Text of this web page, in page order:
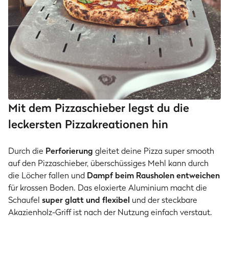
Mit dem Pizzaschieber legst du die
leckersten Pizzakreationen hin
Durch die Perforierung gleitet deine Pizza super smooth
auf den Pizzaschieber, überschüssiges Mehl kann durch
die Löcher fallen und Dampf beim Rausholen entweichen
für krossen Boden. Das eloxierte Aluminium macht die
Schaufel super glatt und flexibel und der steckbare
Akazienholz-Griff ist nach der Nutzung einfach verstaut.